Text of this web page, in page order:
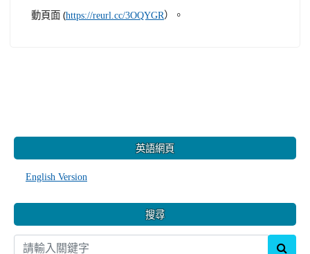
動頁面 (https://reurl.cc/3OQYGR）。
英語網頁
English Version
搜尋